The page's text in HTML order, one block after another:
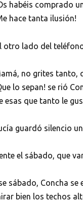
habéis comprado
hace tanta ilusión!
otro lado del
no grites tanto,
lo sepan! se rió
esas que tanto le
guardó silencio
el sábado, que
sábado, Concha
bien los techos